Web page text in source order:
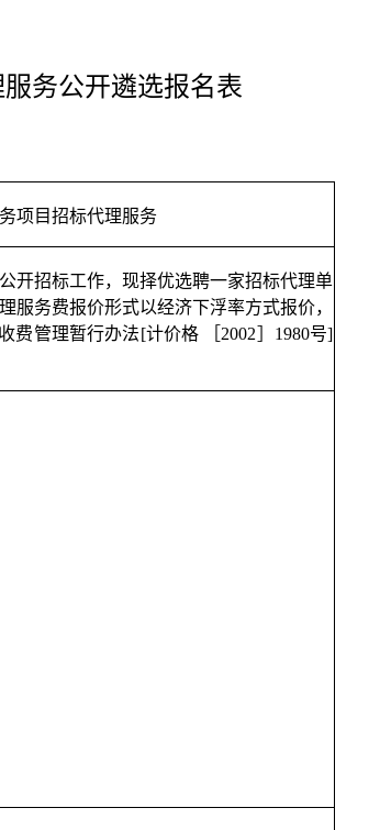
务公开遴选报名表
项目招标代理服务
开招标工作，现择优选聘一家招标代理单
务费报价形式以经济下浮率方式报价，
费管理暂行办法[计价格 2002 1980号]